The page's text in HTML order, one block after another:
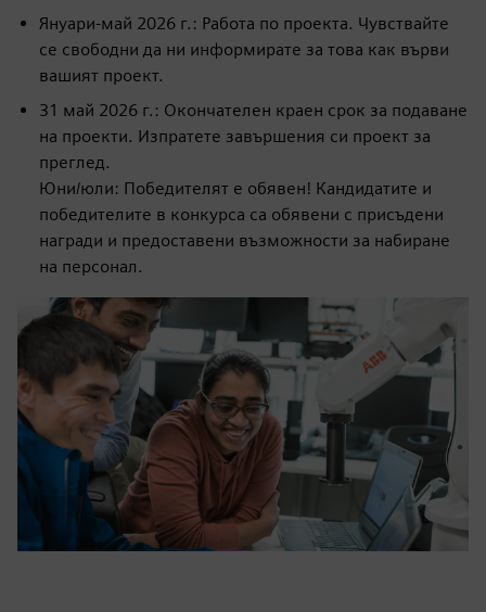
Януари-май 2026 г.: Работа по проекта. Чувствайте
се свободни да ни информирате за това как върви
вашият проект.
31 май 2026 г.: Окончателен краен срок за подаване
на проекти. Изпратете завършения си проект за
преглед.
Юни/юли: Победителят е обявен! Кандидатите и
победителите в конкурса са обявени с присъдени
награди и предоставени възможности за набиране
на персонал.